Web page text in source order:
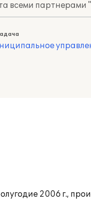
всеми партнерами
2006 г.,